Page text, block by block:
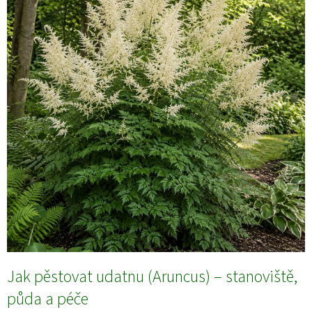
Jak pěstovat udatnu (Aruncus) – stanoviště,
půda a péče